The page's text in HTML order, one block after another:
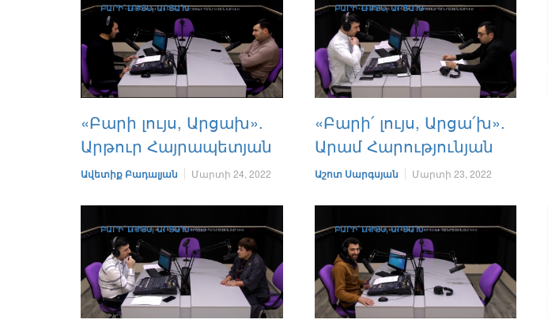
ԲԱՐԻ՛ ԼՈՒՅՍ, ԱՐՑԱ՛Խ
«‎‎Բարի լույս, Արցախ».
Արթուր Հայրապետյան
Ավետիք Բադալյան Մարտի 24, 2022
ԲԱՐԻ՛ ԼՈՒՅՍ, ԱՐՑԱ՛Խ
«Բարի՛ լույս, Արցա՛խ».
Արամ Հարությունյան
Աշոտ Սարգսյան Մարտի 23, 2022
ԲԱՐԻ՛ ԼՈՒՅՍ, ԱՐՑԱ՛Խ ԲԱՐԻ՛ ԼՈՒՅՍ, ԱՐՑԱ՛Խ